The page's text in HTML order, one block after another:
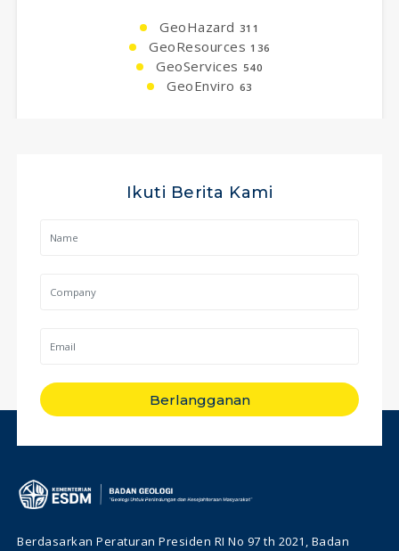
GeoHazard 311
GeoResources 136
GeoServices 540
GeoEnviro 63
Ikuti Berita Kami
Berlangganan
Berdasarkan Peraturan Presiden RI No 97 th 2021, Badan